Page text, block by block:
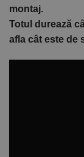
montaj.
Totul durează
afla cât este de